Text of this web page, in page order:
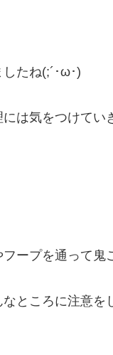
たね(;´･ω･)
は気をつけてい
ープを通って鬼
ところに注意を